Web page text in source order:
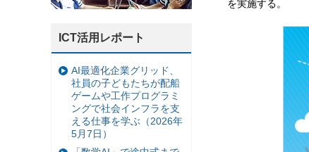
を実施する。
ICT活用レポート
AI最適化企業グリッド、
社員の子どもたちが配船
ゲームや工作プログラミ
ングで社会インフラを支
える仕事を学ぶ（2026年
5月7日）